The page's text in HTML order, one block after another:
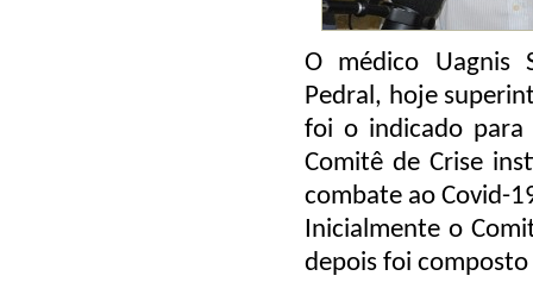
O médico Uagnis
Pedral, hoje
foi o indicado para
Comitê de Crise
combate ao Covid-
Inicialmente o
depois foi